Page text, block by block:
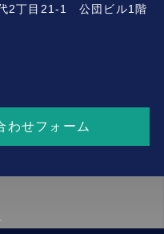
2丁目21-1 公団ビル1階
わせフォーム